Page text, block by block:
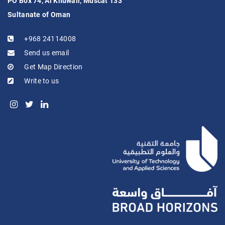
Sultanate of Oman
+968 24114008
Send us email
Get Map Direction
Write to us